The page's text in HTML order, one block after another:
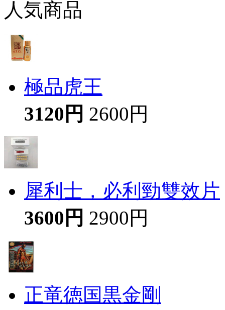
人気商品
極品虎王
3120円 2600円
犀利士，必利勁雙效片
3600円 2900円
正竜徳国黒金剛